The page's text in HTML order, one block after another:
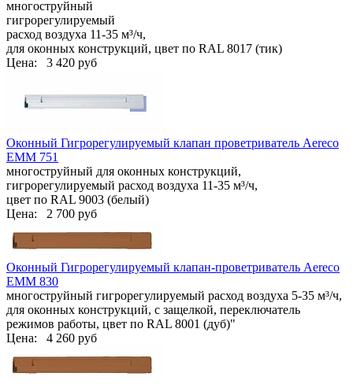
многоструйный
гигрорегулируемый
расход воздуха 11-35 м³/ч,
для оконных конструкций, цвет по RAL 8017 (тик)
Цена: 3 420 руб
Оконный Гигрорегулируемый клапан проветриватель Aereco
ЕММ 751
многоструйный для оконных конструкций,
гигрорегулируемый расход воздуха 11-35 м³/ч,
цвет по RAL 9003 (белый)
Цена: 2 700 руб
Оконный Гигрорегулируемый клапан-проветриватель Aereco
EMM 830
многоструйный гигрорегулируемый расход воздуха 5-35 м³/ч,
для оконных конструкций, с защелкой, переключатель
режимов работы, цвет по RAL 8001 (дуб)"
Цена: 4 260 руб